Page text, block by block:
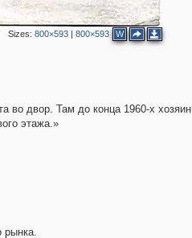
Sizes: 800×593| 800×593 W
во двор. Там до конца 1960-х хозяин
этажа.»
рынка.